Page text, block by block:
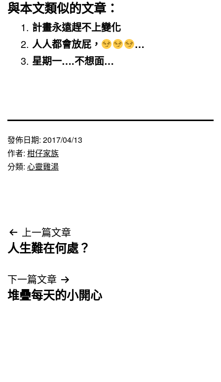
與本文類似的文章：
計畫永遠趕不上變化
人人都會放屁，
…
星期一….不想面…
發佈日期: 2017/04/13
作者: 柑仔家族
分類: 心靈雞湯
文
章
導
覽
上一篇文章
人生難在何處？
下一篇文章
堆疊每天的小開心